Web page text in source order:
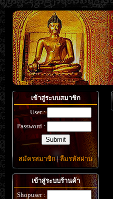
เข้าสู่ระบบสมาชิก
User :
Password :
สมัครสมาชิก|ลืมรหัสผ่าน
เข้าสู่ระบบร้านค้า
Shopuser :